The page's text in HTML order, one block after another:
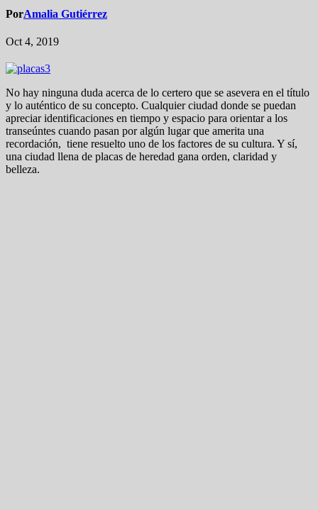
PorAmalia Gutiérrez
Oct 4, 2019
No hay ninguna duda acerca de lo certero que se asevera en el título
y lo auténtico de su concepto. Cualquier ciudad donde se puedan
apreciar identificaciones en tiempo y espacio para orientar a los
transeúntes cuando pasan por algún lugar que amerita una
recordación, tiene resuelto uno de los factores de su cultura. Y sí,
una ciudad llena de placas de heredad gana orden, claridad y
belleza.